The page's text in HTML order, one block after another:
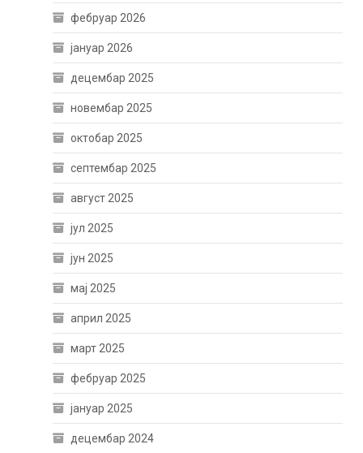
фебруар 2026
јануар 2026
децембар 2025
новембар 2025
октобар 2025
септембар 2025
август 2025
јул 2025
јун 2025
мај 2025
април 2025
март 2025
фебруар 2025
јануар 2025
децембар 2024